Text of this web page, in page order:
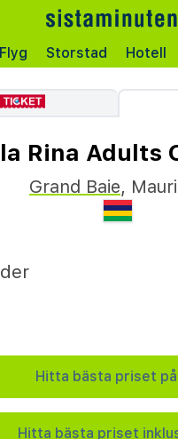
Flyg Storstad Hotell
Rina Adults
Grand Baie,
Hitta bästa priset
Hitta bästa priset